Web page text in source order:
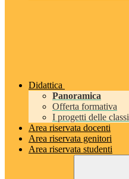
Didattica
Panoramica
Offerta formativa
I progetti delle classi
Area riservata docenti
Area riservata genitori
Area riservata studenti